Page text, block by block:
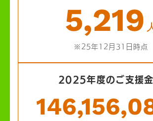
5,219
※25年12月31日時点
2025年度のご支援